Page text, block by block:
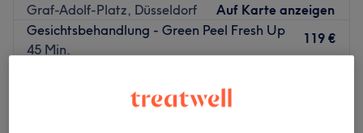
Graf-Adolf-Platz, Düsseldorf
Auf Karte anzeigen
Gesichtsbehandlung - Green Peel Fresh Up
45 Min.
119 €